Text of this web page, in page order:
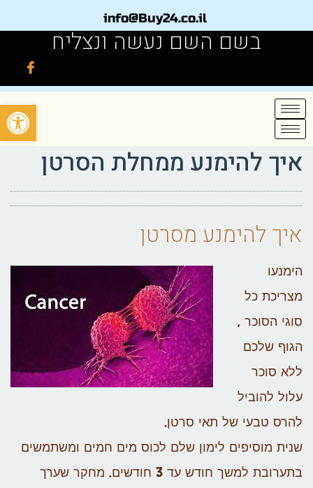
info@Buy24.co.il
בשם השם נעשה ונצליח
איך להימנע ממחלת הסרטן
איך להימנע מסרטן
הימנעו
מצריכת כל
סוגי הסוכר ,
הגוף שלכם
ללא סוכר
עלול להוביל
להרס טבעי של תאי סרטן.
שנית מוסיפים לימון שלם לכוס מים חמים ומשתמשים
בתערובת למשך חודש עד 3 חודשים. מחקר שערך